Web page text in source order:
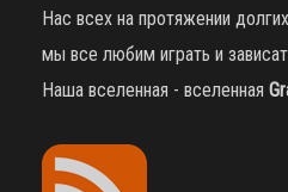
Нас всех на протяжении
мы все любим играть и
Наша вселенная - вселенная